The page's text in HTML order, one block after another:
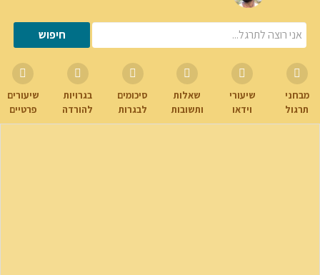
מבחני
תרגול
שיעורי
וידאו
שאלות
ותשובות
סיכומים
לבגרות
בגרויות
להורדה
שיעורים
פרטיים